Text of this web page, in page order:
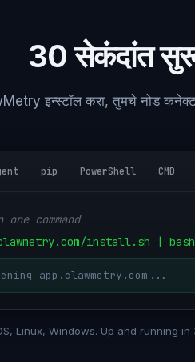
30 सेकंदांत
इन्स्टॉल करा, तुमचे नोड
pip PowerShell CMD
command
install.sh | bash
app.clawmetry.com...
Linux, Windows. Up and running in